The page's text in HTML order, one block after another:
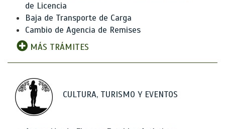
de Licencia
Baja de Transporte de Carga
Cambio de Agencia de Remises
MÁS TRÁMITES
CULTURA, TURISMO Y EVENTOS